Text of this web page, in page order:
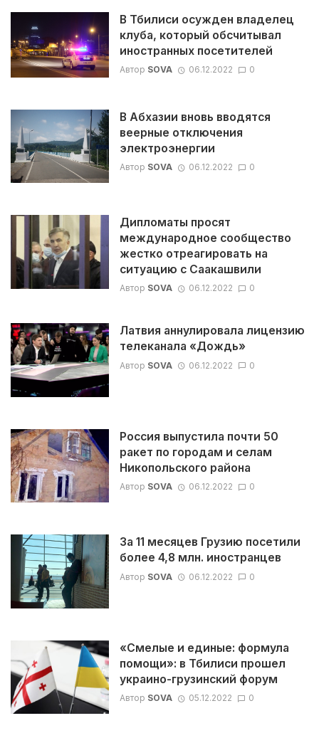
В Тбилиси осужден владелец
клуба, который обсчитывал
иностранных посетителей
Автор SOVA 06.12.2022 0
В Абхазии вновь вводятся
веерные отключения
электроэнергии
Автор SOVA 06.12.2022 0
Дипломаты просят
международное сообщество
жестко отреагировать на
ситуацию с Саакашвили
Автор SOVA 06.12.2022 0
Латвия аннулировала лицензию
телеканала «Дождь»
Автор SOVA 06.12.2022 0
Россия выпустила почти 50
ракет по городам и селам
Никопольского района
Автор SOVA 06.12.2022 0
За 11 месяцев Грузию посетили
более 4,8 млн. иностранцев
Автор SOVA 06.12.2022 0
«Смелые и единые: формула
помощи»: в Тбилиси прошел
украино-грузинский форум
Автор SOVA 05.12.2022 0